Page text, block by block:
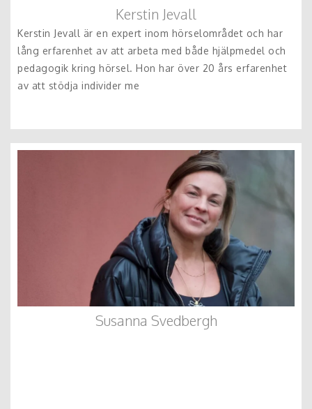
Kerstin Jevall
Kerstin Jevall är en expert inom hörselområdet och har
lång erfarenhet av att arbeta med både hjälpmedel och
pedagogik kring hörsel. Hon har över 20 års erfarenhet
av att stödja individer me
Susanna Svedbergh